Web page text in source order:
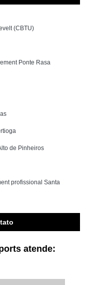
(CBTU)
Ponte Rasa
de Pinheiros
profissional Santa
atende: